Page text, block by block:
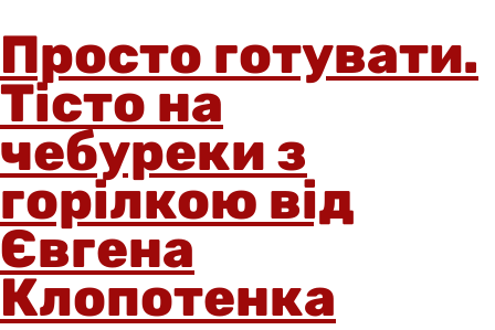
Просто готувати.
Тісто на
чебуреки з
горілкою від
Євгена
Клопотенка